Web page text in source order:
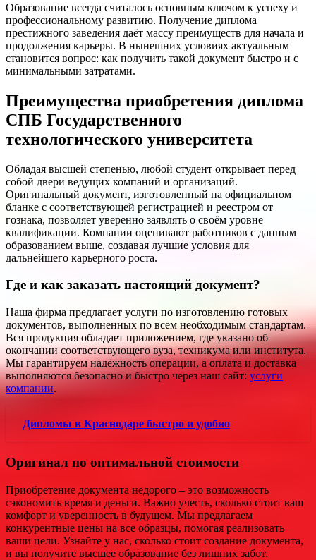
Образование всегда считалось основным ключом к успеху и
профессиональному развитию. Получение диплома
престижного заведения даёт массу преимуществ для начала и
продолжения карьеры. В нынешних условиях актуальным
становится вопрос: как получить такой документ быстро и с
минимальными затратами.
Преимущества приобретения диплома
СПБ Государственного
технологического университета
Обладая высшей степенью, любой студент открывает перед
собой двери ведущих компаний и организаций.
Оригинальный документ, изготовленный на официальном
бланке с соответствующей регистрацией и реестром от
гознака, позволяет уверенно заявлять о своём уровне
квалификации. Компании оценивают работников с данным
образованием выше, создавая лучшие условия для
дальнейшего карьерного роста.
Где и как заказать настоящий документ?
Наша фирма предлагает услуги по изготовлению готовых
документов, выполненных по всем необходимым стандартам.
Вся продукция обладает приложением, где указано об
окончании соответствующего вуза, техникума или института.
Мы гарантируем надёжность операции, а оплата и доставка
выполняются безопасно и быстро через наш сайт: услуги
компании.
Дипломы в Краснодаре быстро и удобно
Оригинал по оптимальной стоимости
Приобретение документа недорого – это возможность
сэкономить время и деньги. Важно учесть, сколько стоит ваш
комфорт и уверенность в будущем. Мы предлагаем
конкурентные цены на все образцы, помогая реализовать
ваши цели. Узнайте у нас, сколько стоит создание документа,
и вы получите высшее образование без лишних забот.